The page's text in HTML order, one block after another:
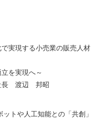
実現する小売業の販売人材
を実現へ～
長 渡辺 邦昭
トや人工知能との「共創」